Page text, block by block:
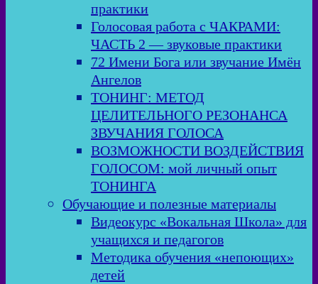
практики
Голосовая работа с ЧАКРАМИ:
ЧАСТЬ 2 — звуковые практики
72 Имени Бога или звучание Имён
Ангелов
ТОНИНГ: МЕТОД
ЦЕЛИТЕЛЬНОГО РЕЗОНАНСА
ЗВУЧАНИЯ ГОЛОСА
ВОЗМОЖНОСТИ ВОЗДЕЙСТВИЯ
ГОЛОСОМ: мой личный опыт
ТОНИНГА
Обучающие и полезные материалы
Видеокурс «Вокальная Школа» для
учащихся и педагогов
Методика обучения «непоющих»
детей